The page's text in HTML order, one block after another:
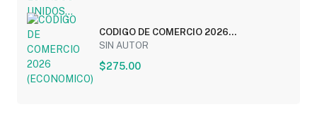
CODIGO DE COMERCIO 2026
(ECONOMICO)
SIN AUTOR
$275.00